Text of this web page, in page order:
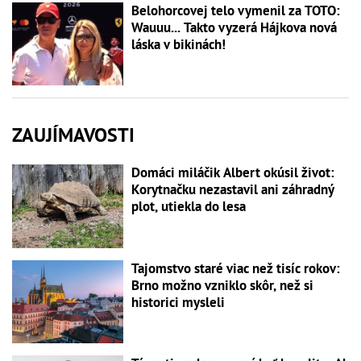
Belohorcovej telo vymenil za TOTO:
Wauuu... Takto vyzerá Hájkova nová
láska v bikinách!
ZAUJÍMAVOSTI
Domáci miláčik Albert okúsil život:
Korytnačku nezastavil ani záhradný
plot, utiekla do lesa
Tajomstvo staré viac než tisíc rokov:
Brno možno vzniklo skôr, než si
historici mysleli